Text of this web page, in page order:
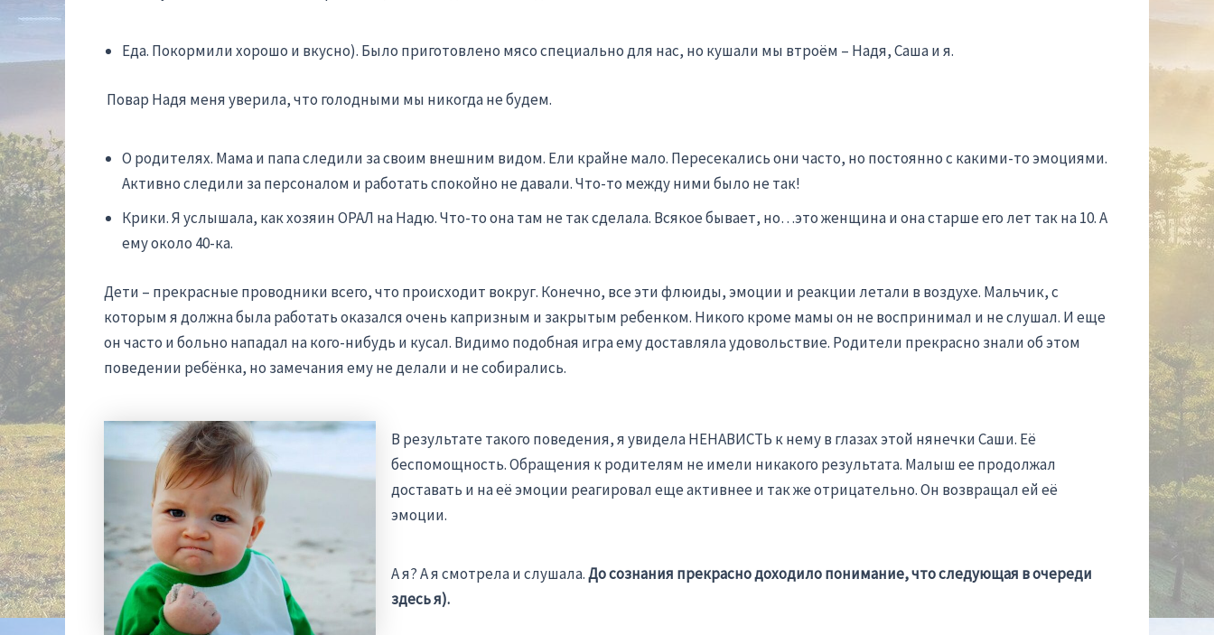
Еда. Покормили хорошо и вкусно). Было приготовлено мясо специально для нас, но кушали мы втроём – Надя, Саша и я.
Повар Надя меня уверила, что голодными мы никогда не будем.
О родителях. Мама и папа следили за своим внешним видом. Ели крайне мало. Пересекались они часто, но постоянно с какими-то эмоциями.
Активно следили за персоналом и работать спокойно не давали. Что-то между ними было не так!
Крики. Я услышала, как хозяин ОРАЛ на Надю. Что-то она там не так сделала. Всякое бывает, но…это женщина и она старше его лет так на 10. А
ему около 40-ка.
Дети – прекрасные проводники всего, что происходит вокруг. Конечно, все эти флюиды, эмоции и реакции летали в воздухе. Мальчик, с
которым я должна была работать оказался очень капризным и закрытым ребенком. Никого кроме мамы он не воспринимал и не слушал. И еще
он часто и больно нападал на кого-нибудь и кусал. Видимо подобная игра ему доставляла удовольствие. Родители прекрасно знали об этом
поведении ребёнка, но замечания ему не делали и не собирались.
В результате такого поведения, я увидела НЕНАВИСТЬ к нему в глазах этой нянечки Саши. Её
беспомощность. Обращения к родителям не имели никакого результата. Малыш ее продолжал
доставать и на её эмоции реагировал еще активнее и так же отрицательно. Он возвращал ей её
эмоции.
А я? А я смотрела и слушала.До сознания прекрасно доходило понимание, что следующая в очереди
здесь я).